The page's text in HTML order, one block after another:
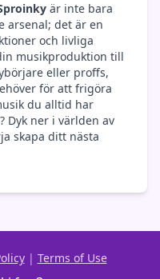
är inte bara
arsenal; det är en
och livliga
musikproduktion till
eller proffs,
för att frigöra
du alltid har
Dyk ner i världen av
skapa ditt nästa
| Terms of Use